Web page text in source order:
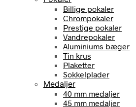
Billige pokaler
Chrompokaler
Prestige pokaler
Vandrepokaler
Aluminiums bæger
Tin krus
Plaketter
Sokkelplader
Medaljer
40 mm medaljer
45 mm medaljer